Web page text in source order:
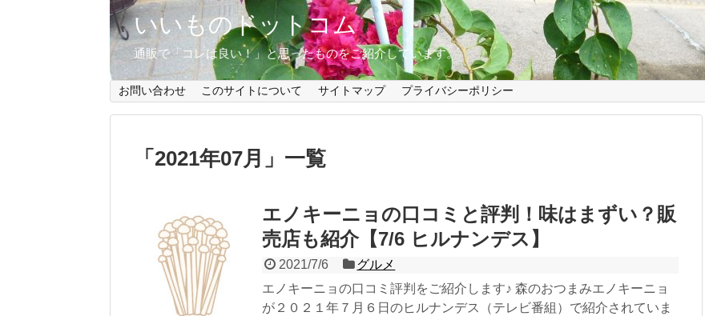
いいものドットコム
通販で「コレは良い！」と思ったものをご紹介しています。
お問い合わせ このサイトについて サイトマップ プライバシーポリシー
「 2021年07月 」 一覧
エノキーニョの口コミと評判！味はまずい？販
売店も紹介【7/6 ヒルナンデス】
2021/7/6
グルメ
エノキーニョの口コミ評判をご紹介します♪ 森のおつまみエノキーニョ
が２０２１年７月６日のヒルナンデス（テレビ番組）で紹介されていま